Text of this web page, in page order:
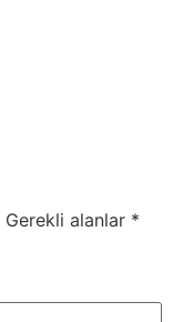
Gerekli alanlar *